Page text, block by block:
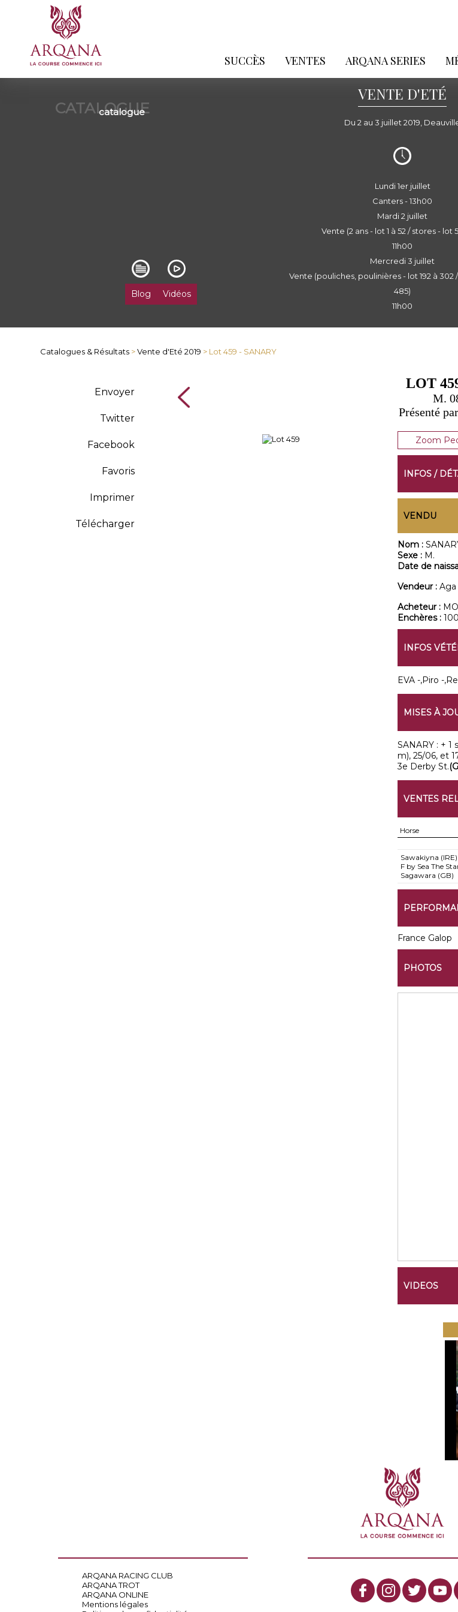
SUCCÈS VENTES ARQANA SERIES
CATALOGUE
catalogue
VENTE D'ETÉ
Du 2 au 3 juillet 2019,
Blog Vidéos
Lundi 1er juillet
Canters - 13h00
Mardi 2 juillet
Vente (2 ans - lot 1 à 52 / stores - lot
11h00
Mercredi 3 juillet
Vente (pouliches, poulinières - lot 192 à 302
485)
11h00
Catalogues & Résultats >Vente d'Eté 2019 > Lot 459 - SANARY
Envoyer
Twitter
Facebook
Favoris
Imprimer
Télécharger
LOT
M.
Présenté
Zoom
INFOS /
VENDU
Nom :
Sexe : M.
Date de
Vendeur : Aga
Acheteur :
Enchères :
INFOS
EVA -,Piro -
MISES À
SANARY : + 1
m), 25/06, et
3e Derby St.
VENTES
Horse
Sawakiyna (IRE)
F by Sea The
Sagawara (GB)
France Galop
PHOTOS
VIDEOS
ARQANA RACING CLUB
ARQANA TROT
ARQANA ONLINE
Mentions légales